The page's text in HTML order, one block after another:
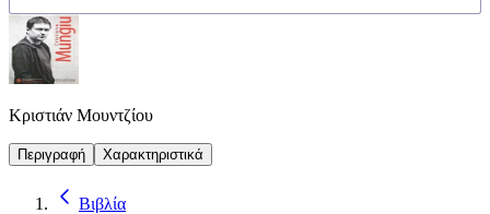
Κριστιάν Μουντζίου
Περιγραφή Χαρακτηριστικά
Βιβλία